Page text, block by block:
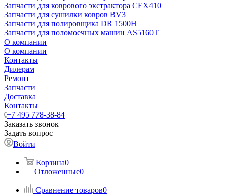
Запчасти для коврового экстрактора CEX410
Запчасти для сушилки ковров BV3
Запчасти для полировщика DR 1500H
Запчасти для поломоечных машин AS5160T
О компании
О компании
Контакты
Дилерам
Ремонт
Запчасти
Доставка
Контакты
+7 495 778-38-84
Заказать звонок
Задать вопрос
Войти
Корзина0
Отложенные0
Сравнение товаров0